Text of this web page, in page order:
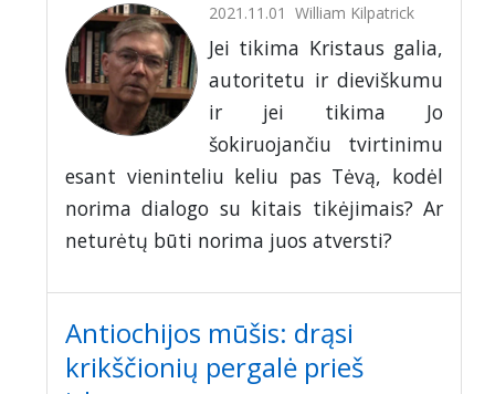
2021.11.01 William Kilpatrick
Jei tikima Kristaus galia,
autoritetu ir dieviškumu
ir jei tikima Jo
šokiruojančiu tvirtinimu
esant vieninteliu keliu pas Tėvą, kodėl
norima dialogo su kitais tikėjimais? Ar
neturėtų būti norima juos atversti?
Antiochijos mūšis: drąsi
krikščionių pergalė prieš